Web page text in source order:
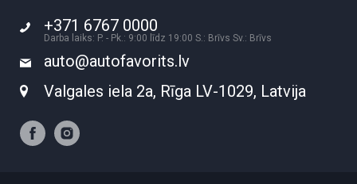
+371 6767 0000
Darba laiks: P. - Pk.: 9:00 līdz 19:00 S.: Brīvs Sv.: Brīvs
auto@autofavorits.lv
Valgales iela 2a, Rīga LV-1029, Latvija